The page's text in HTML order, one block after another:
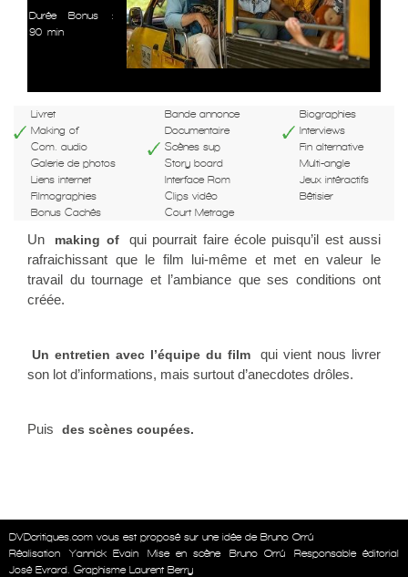
Durée Bonus :
90 min
Livret Bande annonce
Biographies
Making of
Documentaire
Interviews
Com. audio
Scènes sup
Fin alternative
Galerie de photos
Story board
Multi-angle
Liens internet
Interface Rom
Jeux intéractifs
Filmographies
Clips vidéo
Bêtisier
Bonus Cachés
Court Metrage
Un making of
qui pourrait faire école puisqu’il est aussi
rafraichissant que le film lui-même et met en valeur le
travail du tournage et l’ambiance que ses conditions ont
créée.
Un entretien avec l’équipe du film
qui vient nous livrer
son lot d’informations, mais surtout d’anecdotes drôles.
Puis des scènes coupées.
DVDcritiques.com vous est proposé sur une idée de Bruno Orrú
Réalisation
Yannick Evain Mise en scène Bruno Orrú
Responsable éditorial
José Evrard. Graphisme Laurent Berry